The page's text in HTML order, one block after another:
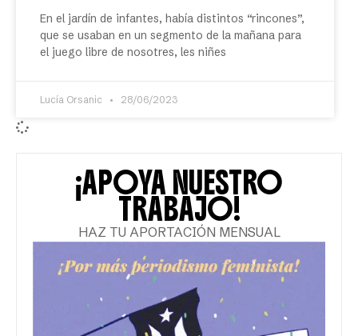
En el jardín de infantes, había distintos “rincones”,
que se usaban en un segmento de la mañana para
el juego libre de nosotres, les niñes
Lucía Orsanic 28/06/2023
¡APOYA NUESTRO
TRABAJO!
HAZ TU APORTACIÓN MENSUAL